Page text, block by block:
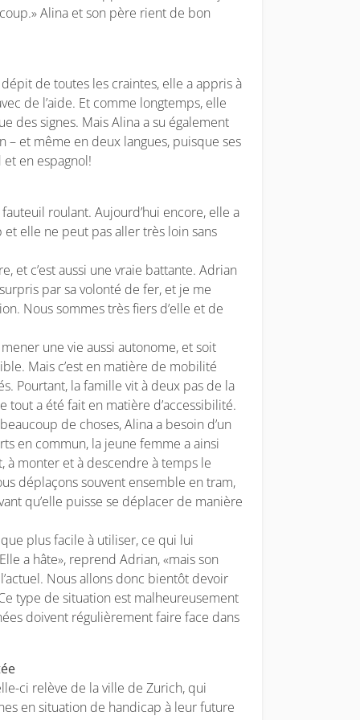
Alina et son père rient de bon
de toutes les craintes, elle a appris à
de l’aide. Et comme longtemps, elle
des signes. Mais Alina a su également
– et même en deux langues, puisque ses
en espagnol!
roulant. Aujourd’hui encore, elle a
elle ne peut pas aller très loin sans
et c’est aussi une vraie battante. Adrian
par sa volonté de fer, et je me
Nous sommes très fiers d’elle et de
une vie aussi autonome, et soit
Mais c’est en matière de mobilité
Pourtant, la famille vit à deux pas de la
tout a été fait en matière d’accessibilité.
de choses, Alina a besoin d’un
en commun, la jeune femme a ainsi
à monter et à descendre à temps le
déplaçons souvent ensemble en tram,
qu’elle puisse se déplacer de manière
plus facile à utiliser, ce qui lui
a hâte», reprend Adrian, «mais son
Nous allons donc bientôt devoir
type de situation est malheureusement
doivent régulièrement faire face dans
ci relève de la ville de Zurich, qui
en situation de handicap à leur future